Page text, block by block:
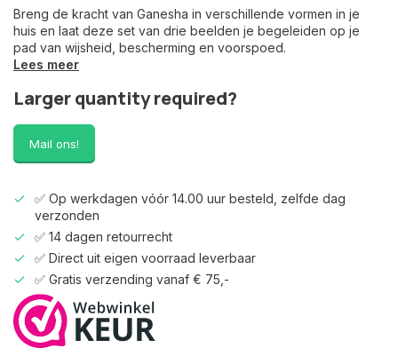
Breng de kracht van Ganesha in verschillende vormen in je
huis en laat deze set van drie beelden je begeleiden op je
pad van wijsheid, bescherming en voorspoed.
Lees meer
Larger quantity required?
Mail ons!
✅ Op werkdagen vóór 14.00 uur besteld, zelfde dag
verzonden
✅ 14 dagen retourrecht
✅ Direct uit eigen voorraad leverbaar
✅ Gratis verzending vanaf € 75,-